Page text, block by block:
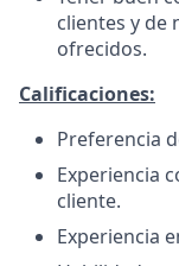
clientes y de
ofrecidos.
Calificaciones:
Preferencia
Experiencia
cliente.
Experiencia